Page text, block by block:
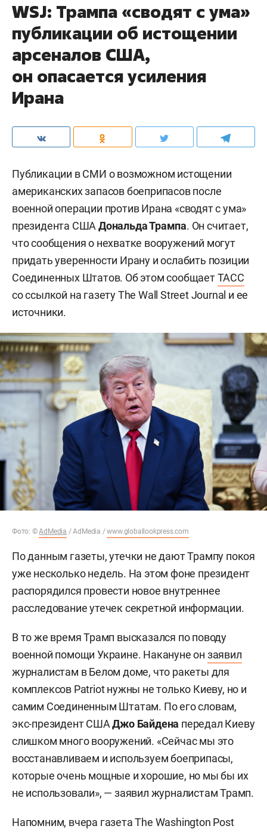
WSJ: Трампа «сводят с ума»
публикации об истощении
арсеналов США,
он опасается усиления
Ирана
Публикации в СМИ о возможном истощении
американских запасов боеприпасов после
военной операции против Ирана «сводят с ума»
президента СШАДональда Трампа. Он считает,
что сообщения о нехватке вооружений могут
придать уверенности Ирану и ослабить позиции
Соединенных Штатов. Об этом сообщаетТАСС
со ссылкой на газету The Wall Street Journal и ее
источники.
Фото: ©AdMedia / AdMedia /www.globallookpress.com
По данным газеты, утечки не дают Трампу покоя
уже несколько недель. На этом фоне президент
распорядился провести новое внутреннее
расследование утечек секретной информации.
В то же время Трамп высказался по поводу
военной помощи Украине. Накануне он заявил
журналистам в Белом доме, что ракеты для
комплексов Patriot нужны не только Киеву, но и
самим Соединенным Штатам. По его словам,
экс-президент СШАДжо Байдена передал Киеву
слишком много вооружений. «Сейчас мы это
восстанавливаем и используем боеприпасы,
которые очень мощные и хорошие, но мы бы их
не использовали», — заявил журналистам Трамп.
Напомним, вчера газета The Washington Post